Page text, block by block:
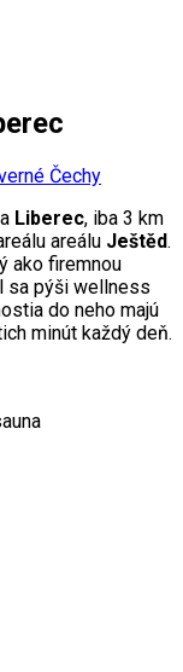
Čechy
Liberec, iba 3 km
areálu Ještěd.
ako firemnou
sa pýši wellness
do neho majú
minút každý deň.